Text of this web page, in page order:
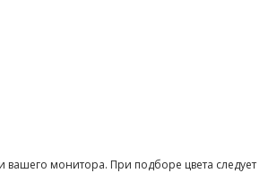
вашего монитора. При подборе цвета следует